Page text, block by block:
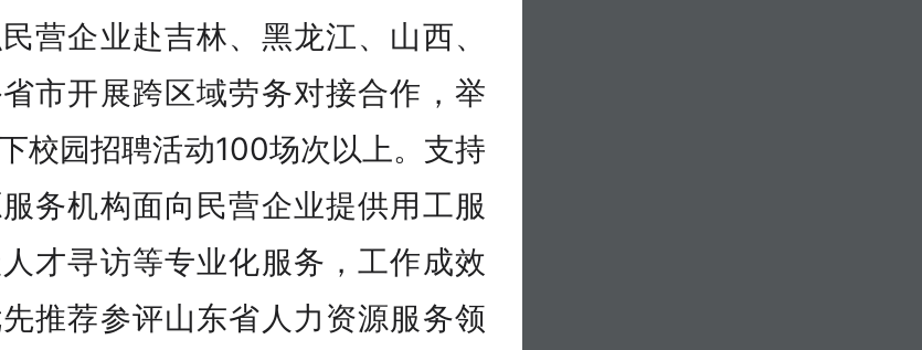
营企业赴吉林、黑龙江、山西、
市开展跨区域劳务对接合作，举
校园招聘活动100场次以上。支持
务机构面向民营企业提供用工服
才寻访等专业化服务，工作成效
推荐参评山东省人力资源服务领